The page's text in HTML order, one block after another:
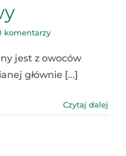
komentarzy
jest z owoców
głównie [...]
Czytaj dalej